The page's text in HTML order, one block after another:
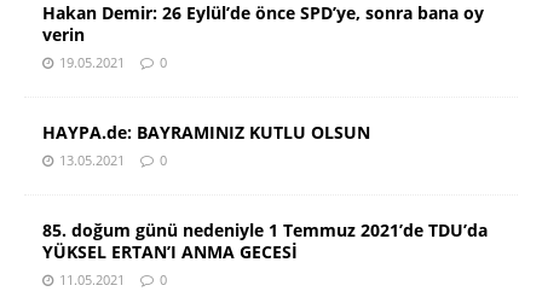
Hakan Demir: 26 Eylül’de önce SPD’ye, sonra bana oy
verin
19.05.2021 0
HAYPA.de: BAYRAMINIZ KUTLU OLSUN
13.05.2021 0
85. doğum günü nedeniyle 1 Temmuz 2021’de TDU’da
YÜKSEL ERTAN’I ANMA GECESİ
11.05.2021 0